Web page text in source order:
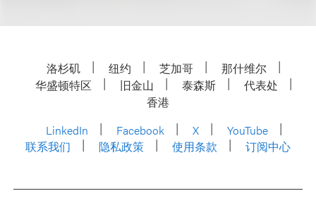
洛杉矶 纽约 芝加哥
那什维尔
华盛顿特区
旧金山 泰森斯
代表处
香港
LinkedIn
Facebook X
YouTube
联系我们
隐私政策 使用条款 订阅中心